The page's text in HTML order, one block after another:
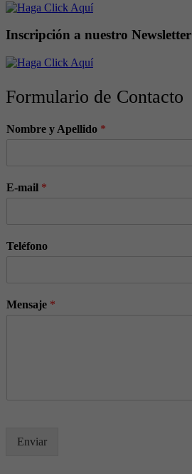
Inscripción a nuestro Newsletter
Formulario de Contacto
Nombre y Apellido *
E-mail *
Teléfono
Mensaje *
Enviar